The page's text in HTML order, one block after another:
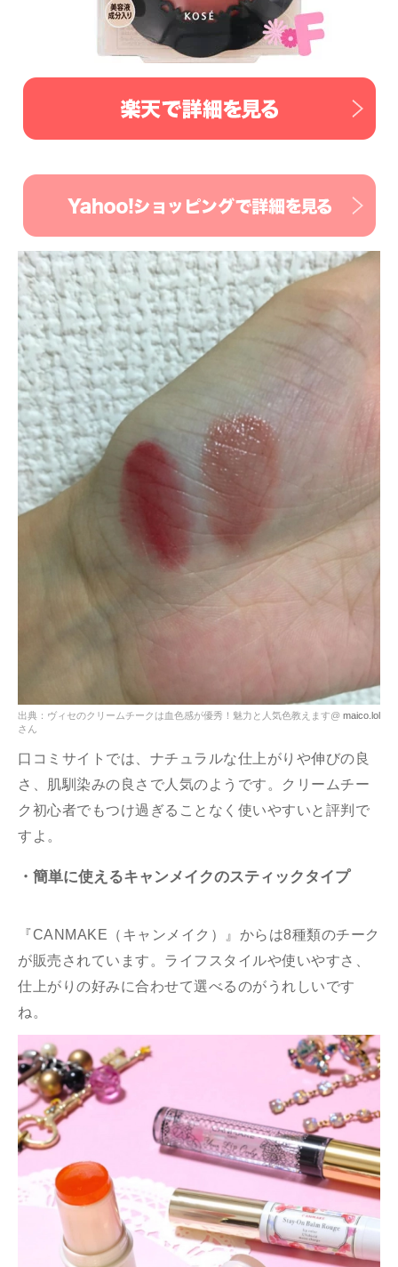
出典：ヴィセのクリームチークは血色感が優秀！魅力と人気色教えます@ maico.lol
さん
口コミサイトでは、ナチュラルな仕上がりや伸びの良
さ、肌馴染みの良さで人気のようです。クリームチー
ク初心者でもつけ過ぎることなく使いやすいと評判で
すよ。
・簡単に使えるキャンメイクのスティックタイプ
『CANMAKE（キャンメイク）』からは8種類のチーク
が販売されています。ライフスタイルや使いやすさ、
仕上がりの好みに合わせて選べるのがうれしいです
ね。